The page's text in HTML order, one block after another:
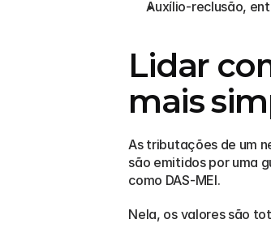
Auxílio-reclusão,
Lidar
mais
As tributações de um
são emitidos por uma
como DAS-MEI.
Nela, os valores são